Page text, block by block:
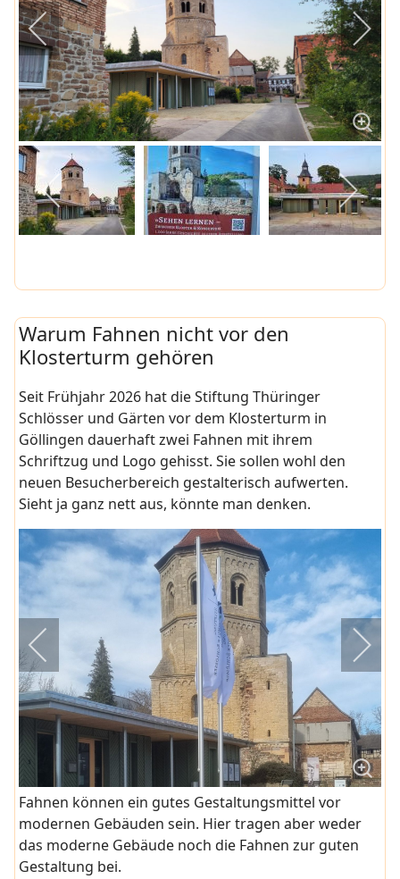
Warum Fahnen nicht vor den
Klosterturm gehören
Seit Frühjahr 2026 hat die Stiftung Thüringer
Schlösser und Gärten vor dem Klosterturm in
Göllingen dauerhaft zwei Fahnen mit ihrem
Schriftzug und Logo gehisst. Sie sollen wohl den
neuen Besucherbereich gestalterisch aufwerten.
Sieht ja ganz nett aus, könnte man denken.
Fahnen können ein gutes Gestaltungsmittel vor
modernen Gebäuden sein. Hier tragen aber weder
das moderne Gebäude noch die Fahnen zur guten
Gestaltung bei.